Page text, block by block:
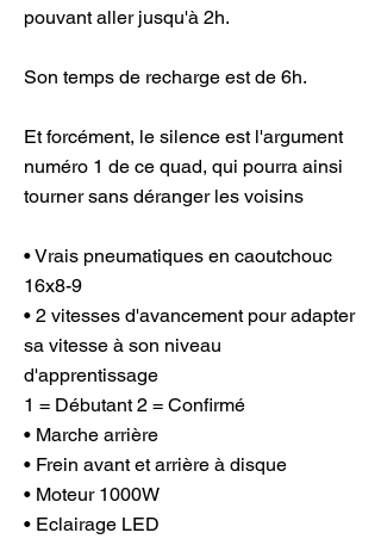
pouvant aller jusqu'à 2h.
Son temps de recharge est de 6h.
Et forcément, le silence est l'argument
numéro 1 de ce quad, qui pourra ainsi
tourner sans déranger les voisins
• Vrais pneumatiques en caoutchouc
16x8-9
• 2 vitesses d'avancement pour adapter
sa vitesse à son niveau
d'apprentissage
1 = Débutant 2 = Confirmé
• Marche arrière
• Frein avant et arrière à disque
• Moteur 1000W
• Eclairage LED